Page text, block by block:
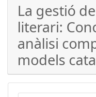
La gestió
literari:
anàlisi
models